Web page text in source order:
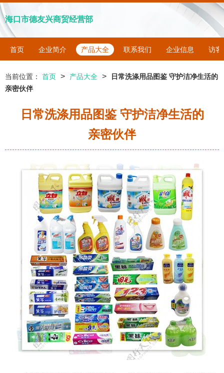
海口市德友兴商贸经营部
首页 企业简介 产品大全 联系我们 企业信息 访客
当前位置： 首页 > 产品大全 >
日常洗涤用品图鉴 守护洁净生活的
亲密伙伴
日常洗涤用品图鉴 守护洁净生活的
亲密伙伴